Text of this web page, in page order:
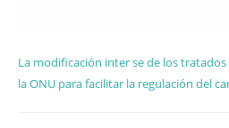
La modificación inter se de los
la ONU para facilitar la regulación del